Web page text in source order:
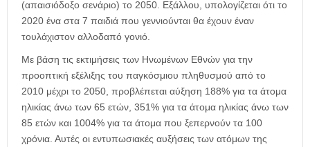
(απαισιόδοξο σενάριο) το 2050. Εξάλλου, υπολογίζεται ότι το
2020 ένα στα 7 παιδιά που γεννιούνται θα έχουν έναν
τουλάχιστον αλλοδαπό γονιό.
Με βάση τις εκτιμήσεις των Ηνωμένων Εθνών για την
προοπτική εξέλιξης του παγκόσμιου πληθυσμού από το
2010 μέχρι το 2050, προβλέπεται αύξηση 188% για τα άτομα
ηλικίας άνω των 65 ετών, 351% για τα άτομα ηλικίας άνω των
85 ετών και 1004% για τα άτομα που ξεπερνούν τα 100
χρόνια. Αυτές οι εντυπωσιακές αυξήσεις των ατόμων της